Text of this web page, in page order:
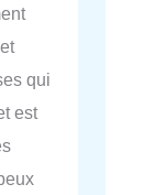
qui
est